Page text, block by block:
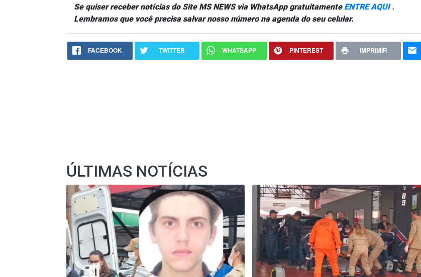
Se quiser receber notícias do Site MS NEWS via WhatsApp gratuitamente ENTRE AQUI .
Lembramos que você precisa salvar nosso número na agenda do seu celular.
FACEBOOK TWITTER WHATSAPP PINTEREST IMPRIMIR
ÚLTIMAS NOTÍCIAS